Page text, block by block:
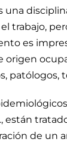
una
trabajo,
es
están
de un